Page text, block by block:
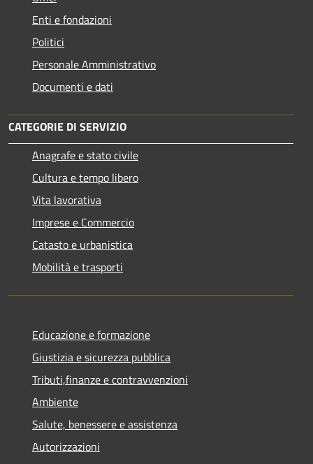
Enti e fondazioni
Politici
Personale Amministrativo
Documenti e dati
CATEGORIE DI SERVIZIO
Anagrafe e stato civile
Cultura e tempo libero
Vita lavorativa
Imprese e Commercio
Catasto e urbanistica
Mobilità e trasporti
Educazione e formazione
Giustizia e sicurezza pubblica
Tributi,finanze e contravvenzioni
Ambiente
Salute, benessere e assistenza
Autorizzazioni